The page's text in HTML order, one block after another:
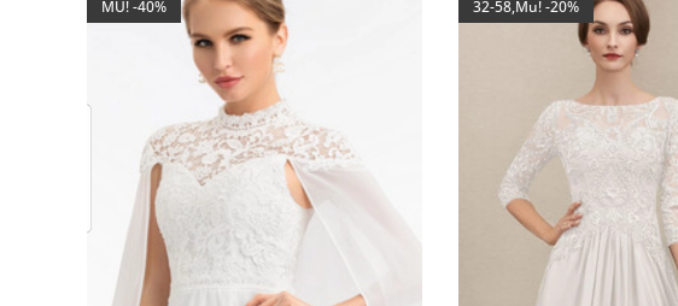
MU! -40% 32-58,Mu! -20%